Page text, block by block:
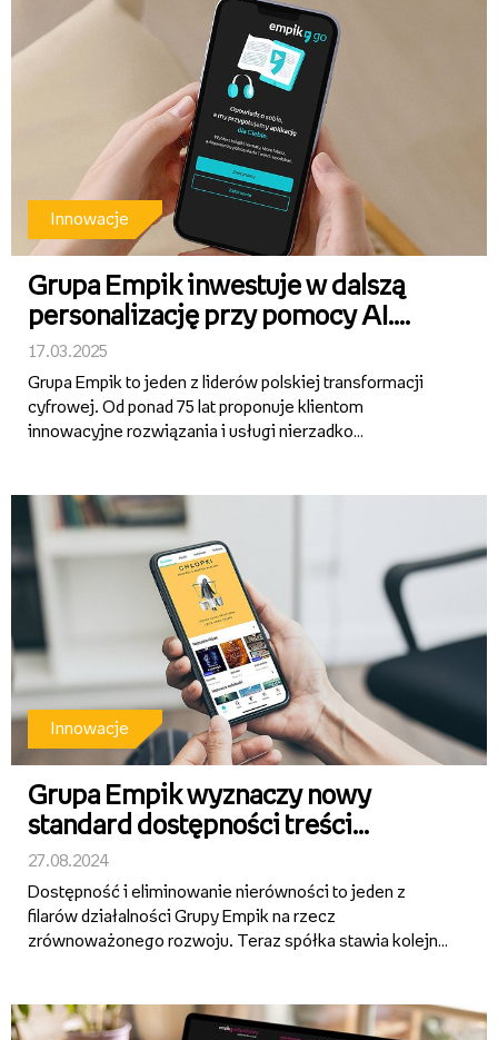
Innowacje
Grupa Empik inwestuje w dalszą
personalizację przy pomocy AI.
Innowacyjny projekt wsparło NCBR
17.03.2025
Grupa Empik to jeden z liderów polskiej transformacji
cyfrowej. Od ponad 75 lat proponuje klientom
innowacyjne rozwiązania i usługi nierzadko
między innymi pierwszy w ...
Innowacje
Grupa Empik wyznaczy nowy
standard dostępności treści
cyfrowych. Realizację projektu
wesprze dofinansowanie od NCBR
27.08.2024
Dostępność i eliminowanie nierówności to jeden z
filarów działalności Grupy Empik na rzecz
zrównoważonego rozwoju. Teraz spółka stawia kolejny
osoby starsze, niewidome...